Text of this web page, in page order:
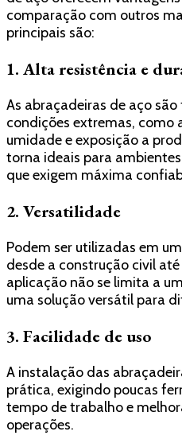
comparação com outros
principais são:
1. Alta resistência e
As abraçadeiras de aço
condições extremas, como
umidade e exposição a
torna ideais para
que exigem máxima
2. Versatilidade
Podem ser utilizadas em
desde a construção civil
aplicação não se limita a
uma solução versátil para
3. Facilidade de uso
A instalação das
prática, exigindo poucas
tempo de trabalho e
operações.